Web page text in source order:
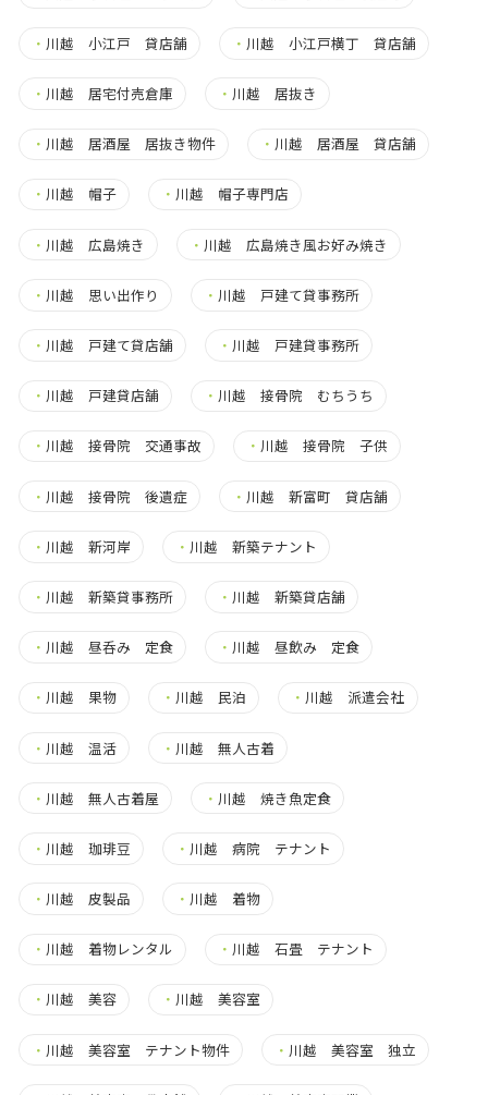
・ 川越 小江戸 貸店舗 ・ 川越 小江戸横丁 貸店舗
・ 川越 居宅付売倉庫 ・ 川越 居抜き
・ 川越 居酒屋 居抜き物件 ・ 川越 居酒屋 貸店舗
・ 川越 帽子 ・ 川越 帽子専門店
・ 川越 広島焼き ・ 川越 広島焼き風お好み焼き
・ 川越 思い出作り ・ 川越 戸建て貸事務所
・ 川越 戸建て貸店舗 ・ 川越 戸建貸事務所
・ 川越 戸建貸店舗 ・ 川越 接骨院 むちうち
・ 川越 接骨院 交通事故 ・ 川越 接骨院 子供
・ 川越 接骨院 後遺症 ・ 川越 新富町 貸店舗
・ 川越 新河岸 ・ 川越 新築テナント
・ 川越 新築貸事務所 ・ 川越 新築貸店舗
・ 川越 昼呑み 定食 ・ 川越 昼飲み 定食
・ 川越 果物 ・ 川越 民泊 ・ 川越 派遣会社
・ 川越 温活 ・ 川越 無人古着
・ 川越 無人古着屋 ・ 川越 焼き魚定食
・ 川越 珈琲豆 ・ 川越 病院 テナント
・ 川越 皮製品 ・ 川越 着物
・ 川越 着物レンタル ・ 川越 石畳 テナント
・ 川越 美容 ・ 川越 美容室
・ 川越 美容室 テナント物件 ・ 川越 美容室 独立